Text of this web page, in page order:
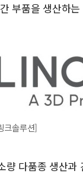
부품을 생산하
크솔루션]
량 다품종 생산